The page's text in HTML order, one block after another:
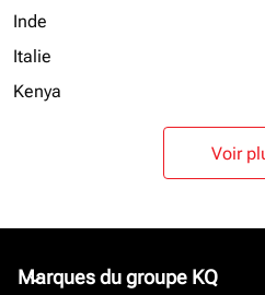
Inde
Italie
Kenya
Voir
Marques du groupe KQ
keyboard_arrow_down